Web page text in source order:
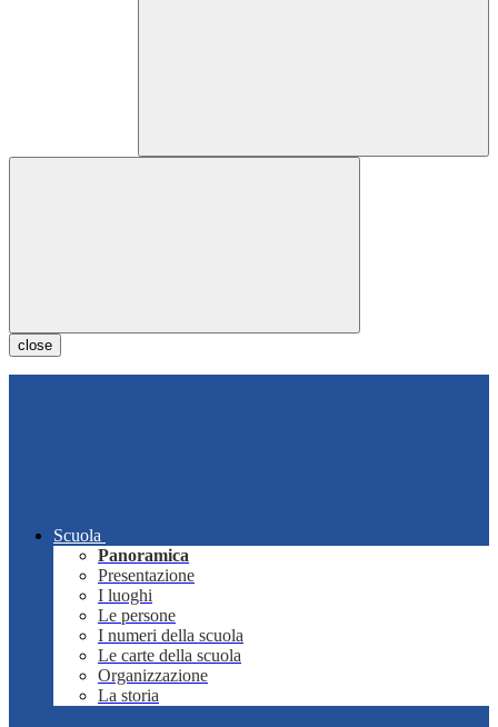
close
Scuola
Panoramica
Presentazione
I luoghi
Le persone
I numeri della scuola
Le carte della scuola
Organizzazione
La storia